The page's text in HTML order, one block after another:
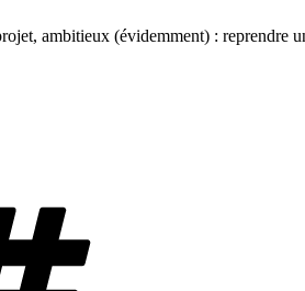
ambitieux (évidemment) : reprendre